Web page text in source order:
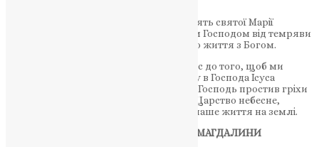
Православна Церква свято шанує пам’ять святої Марії
Магдалини – жінки, покликаної Самим Господом від темряви
до світла, від життя у гріху до істинного життя з Богом.
Приклад Марії Магдалини закликає нас до того, щоб ми
любили один одного. І тоді, маючи віру в Господа Ісуса
Христа, любов в серці, молимось, щоб Господь простив гріхи
наші і Господь простить, і подарує нам Царство небесне,
Царство вічне і не буде тоді даремним наше життя на землі.
МОЛИТВА ДО СВЯТОЇ МАРІЇ МАГДАЛИНИ